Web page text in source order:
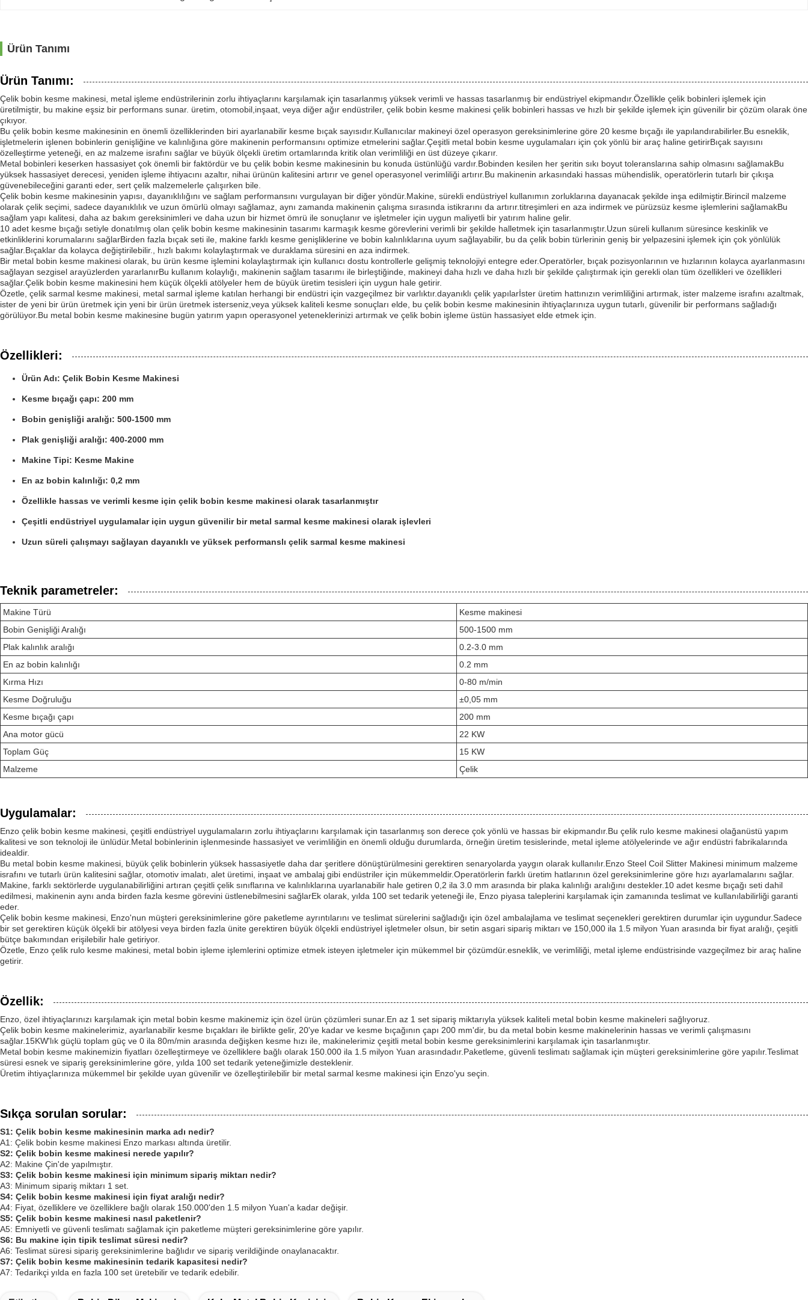
Ürün Tanımı
Ürün Tanımı:
Çelik bobin kesme makinesi, metal işleme endüstrilerinin zorlu ihtiyaçlarını karşılamak için tasarlanmış yüksek verimli ve hassas tasarlanmış bir endüstriyel ekipmandır.Özellikle çelik bobinleri işlemek için
üretilmiştir, bu makine eşsiz bir performans sunar. üretim, otomobil,inşaat, veya diğer ağır endüstriler, çelik bobin kesme makinesi çelik bobinleri hassas ve hızlı bir şekilde işlemek için güvenilir bir çözüm olarak öne
çıkıyor.
Bu çelik bobin kesme makinesinin en önemli özelliklerinden biri ayarlanabilir kesme bıçak sayısıdır.Kullanıcılar makineyi özel operasyon gereksinimlerine göre 20 kesme bıçağı ile yapılandırabilirler.Bu esneklik,
işletmelerin işlenen bobinlerin genişliğine ve kalınlığına göre makinenin performansını optimize etmelerini sağlar.Çeşitli metal bobin kesme uygulamaları için çok yönlü bir araç haline getirirBıçak sayısını
özelleştirme yeteneği, en az malzeme israfını sağlar ve büyük ölçekli üretim ortamlarında kritik olan verimliliği en üst düzeye çıkarır.
Metal bobinleri keserken hassasiyet çok önemli bir faktördür ve bu çelik bobin kesme makinesinin bu konuda üstünlüğü vardır.Bobinden kesilen her şeritin sıkı boyut toleranslarına sahip olmasını sağlamakBu
yüksek hassasiyet derecesi, yeniden işleme ihtiyacını azaltır, nihai ürünün kalitesini artırır ve genel operasyonel verimliliği artırır.Bu makinenin arkasındaki hassas mühendislik, operatörlerin tutarlı bir çıkışa
güvenebileceğini garanti eder, sert çelik malzemelerle çalışırken bile.
Çelik bobin kesme makinesinin yapısı, dayanıklılığını ve sağlam performansını vurgulayan bir diğer yöndür.Makine, sürekli endüstriyel kullanımın zorluklarına dayanacak şekilde inşa edilmiştir.Birincil malzeme
olarak çelik seçimi, sadece dayanıklılık ve uzun ömürlü olmayı sağlamaz, aynı zamanda makinenin çalışma sırasında istikrarını da artırır.titreşimleri en aza indirmek ve pürüzsüz kesme işlemlerini sağlamakBu
sağlam yapı kalitesi, daha az bakım gereksinimleri ve daha uzun bir hizmet ömrü ile sonuçlanır ve işletmeler için uygun maliyetli bir yatırım haline gelir.
10 adet kesme bıçağı setiyle donatılmış olan çelik bobin kesme makinesinin tasarımı karmaşık kesme görevlerini verimli bir şekilde halletmek için tasarlanmıştır.Uzun süreli kullanım süresince keskinlik ve
etkinliklerini korumalarını sağlarBirden fazla bıçak seti ile, makine farklı kesme genişliklerine ve bobin kalınlıklarına uyum sağlayabilir, bu da çelik bobin türlerinin geniş bir yelpazesini işlemek için çok yönlülük
sağlar.Bıçaklar da kolayca değiştirilebilir., hızlı bakımı kolaylaştırmak ve duraklama süresini en aza indirmek.
Bir metal bobin kesme makinesi olarak, bu ürün kesme işlemini kolaylaştırmak için kullanıcı dostu kontrollerle gelişmiş teknolojiyi entegre eder.Operatörler, bıçak pozisyonlarının ve hızlarının kolayca ayarlanmasını
sağlayan sezgisel arayüzlerden yararlanırBu kullanım kolaylığı, makinenin sağlam tasarımı ile birleştiğinde, makineyi daha hızlı ve daha hızlı bir şekilde çalıştırmak için gerekli olan tüm özellikleri ve özellikleri
sağlar.Çelik bobin kesme makinesini hem küçük ölçekli atölyeler hem de büyük üretim tesisleri için uygun hale getirir.
Özetle, çelik sarmal kesme makinesi, metal sarmal işleme katılan herhangi bir endüstri için vazgeçilmez bir varlıktır.dayanıklı çelik yapılarİster üretim hattınızın verimliliğini artırmak, ister malzeme israfını azaltmak,
ister de yeni bir ürün üretmek için yeni bir ürün üretmek isterseniz,veya yüksek kaliteli kesme sonuçları elde, bu çelik bobin kesme makinesinin ihtiyaçlarınıza uygun tutarlı, güvenilir bir performans sağladığı
görülüyor.Bu metal bobin kesme makinesine bugün yatırım yapın operasyonel yeteneklerinizi artırmak ve çelik bobin işleme üstün hassasiyet elde etmek için.
Özellikleri:
Ürün Adı: Çelik Bobin Kesme Makinesi
Kesme bıçağı çapı: 200 mm
Bobin genişliği aralığı: 500-1500 mm
Plak genişliği aralığı: 400-2000 mm
Makine Tipi: Kesme Makine
En az bobin kalınlığı: 0,2 mm
Özellikle hassas ve verimli kesme için çelik bobin kesme makinesi olarak tasarlanmıştır
Çeşitli endüstriyel uygulamalar için uygun güvenilir bir metal sarmal kesme makinesi olarak işlevleri
Uzun süreli çalışmayı sağlayan dayanıklı ve yüksek performanslı çelik sarmal kesme makinesi
Teknik parametreler:
Makine Türü
Kesme makinesi
Bobin Genişliği Aralığı
500-1500 mm
Plak kalınlık aralığı
0.2-3.0 mm
En az bobin kalınlığı
0.2 mm
Kırma Hızı
0-80 m/min
Kesme Doğruluğu
±0,05 mm
Kesme bıçağı çapı
200 mm
Ana motor gücü
22 KW
Toplam Güç
15 KW
Malzeme
Çelik
Uygulamalar:
Enzo çelik bobin kesme makinesi, çeşitli endüstriyel uygulamaların zorlu ihtiyaçlarını karşılamak için tasarlanmış son derece çok yönlü ve hassas bir ekipmandır.Bu çelik rulo kesme makinesi olağanüstü yapım
kalitesi ve son teknoloji ile ünlüdür.Metal bobinlerinin işlenmesinde hassasiyet ve verimliliğin en önemli olduğu durumlarda, örneğin üretim tesislerinde, metal işleme atölyelerinde ve ağır endüstri fabrikalarında
idealdir.
Bu metal bobin kesme makinesi, büyük çelik bobinlerin yüksek hassasiyetle daha dar şeritlere dönüştürülmesini gerektiren senaryolarda yaygın olarak kullanılır.Enzo Steel Coil Slitter Makinesi minimum malzeme
israfını ve tutarlı ürün kalitesini sağlar, otomotiv imalatı, alet üretimi, inşaat ve ambalaj gibi endüstriler için mükemmeldir.Operatörlerin farklı üretim hatlarının özel gereksinimlerine göre hızı ayarlamalarını sağlar.
Makine, farklı sektörlerde uygulanabilirliğini artıran çeşitli çelik sınıflarına ve kalınlıklarına uyarlanabilir hale getiren 0,2 ila 3.0 mm arasında bir plaka kalınlığı aralığını destekler.10 adet kesme bıçağı seti dahil
edilmesi, makinenin aynı anda birden fazla kesme görevini üstlenebilmesini sağlarEk olarak, yılda 100 set tedarik yeteneği ile, Enzo piyasa taleplerini karşılamak için zamanında teslimat ve kullanılabilirliği garanti
eder.
Çelik bobin kesme makinesi, Enzo'nun müşteri gereksinimlerine göre paketleme ayrıntılarını ve teslimat sürelerini sağladığı için özel ambalajlama ve teslimat seçenekleri gerektiren durumlar için uygundur.Sadece
bir set gerektiren küçük ölçekli bir atölyesi veya birden fazla ünite gerektiren büyük ölçekli endüstriyel işletmeler olsun, bir setin asgari sipariş miktarı ve 150,000 ila 1.5 milyon Yuan arasında bir fiyat aralığı, çeşitli
bütçe bakımından erişilebilir hale getiriyor.
Özetle, Enzo çelik rulo kesme makinesi, metal bobin işleme işlemlerini optimize etmek isteyen işletmeler için mükemmel bir çözümdür.esneklik, ve verimliliği, metal işleme endüstrisinde vazgeçilmez bir araç haline
getirir.
Özellik:
Enzo, özel ihtiyaçlarınızı karşılamak için metal bobin kesme makinemiz için özel ürün çözümleri sunar.En az 1 set sipariş miktarıyla yüksek kaliteli metal bobin kesme makineleri sağlıyoruz.
Çelik bobin kesme makinelerimiz, ayarlanabilir kesme bıçakları ile birlikte gelir, 20'ye kadar ve kesme bıçağının çapı 200 mm'dir, bu da metal bobin kesme makinelerinin hassas ve verimli çalışmasını
sağlar.15KW'lık güçlü toplam güç ve 0 ila 80m/min arasında değişken kesme hızı ile, makinelerimiz çeşitli metal bobin kesme gereksinimlerini karşılamak için tasarlanmıştır.
Metal bobin kesme makinemizin fiyatları özelleştirmeye ve özelliklere bağlı olarak 150.000 ila 1.5 milyon Yuan arasındadır.Paketleme, güvenli teslimatı sağlamak için müşteri gereksinimlerine göre yapılır.Teslimat
süresi esnek ve sipariş gereksinimlerine göre, yılda 100 set tedarik yeteneğimizle desteklenir.
Üretim ihtiyaçlarınıza mükemmel bir şekilde uyan güvenilir ve özelleştirilebilir bir metal sarmal kesme makinesi için Enzo'yu seçin.
Sıkça sorulan sorular:
S1: Çelik bobin kesme makinesinin marka adı nedir?
A1: Çelik bobin kesme makinesi Enzo markası altında üretilir.
S2: Çelik bobin kesme makinesi nerede yapılır?
A2: Makine Çin'de yapılmıştır.
S3: Çelik bobin kesme makinesi için minimum sipariş miktarı nedir?
A3: Minimum sipariş miktarı 1 set.
S4: Çelik bobin kesme makinesi için fiyat aralığı nedir?
A4: Fiyat, özelliklere ve özelliklere bağlı olarak 150.000'den 1.5 milyon Yuan'a kadar değişir.
S5: Çelik bobin kesme makinesi nasıl paketlenir?
A5: Emniyetli ve güvenli teslimatı sağlamak için paketleme müşteri gereksinimlerine göre yapılır.
S6: Bu makine için tipik teslimat süresi nedir?
A6: Teslimat süresi sipariş gereksinimlerine bağlıdır ve sipariş verildiğinde onaylanacaktır.
S7: Çelik bobin kesme makinesinin tedarik kapasitesi nedir?
A7: Tedarikçi yılda en fazla 100 set üretebilir ve tedarik edebilir.